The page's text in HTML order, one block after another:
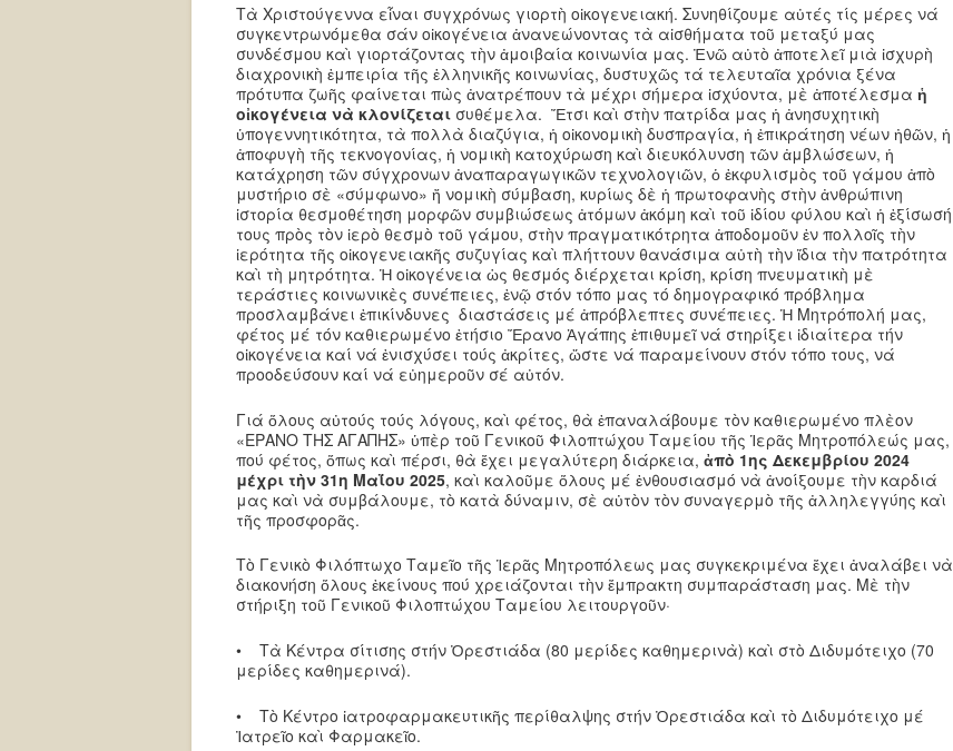
Τὰ Χριστούγεννα εἶναι συγχρόνως γιορτὴ οἰκογενειακή. Συνηθίζουμε αὐτές τίς μέρες νά
συγκεντρωνόμεθα σάν οἰκογένεια ἀνανεώνοντας τὰ αἰσθήματα τοῦ μεταξύ μας
συνδέσμου καὶ γιορτάζοντας τὴν ἀμοιβαία κοινωνία μας. Ἐνῶ αὐτὸ ἀποτελεῖ μιὰ ἰσχυρὴ
διαχρονικὴ ἐμπειρία τῆς ἑλληνικῆς κοινωνίας, δυστυχῶς τά τελευταῖα χρόνια ξένα
πρότυπα ζωῆς φαίνεται πὼς ἀνατρέπουν τὰ μέχρι σήμερα ἰσχύοντα, μὲ ἀποτέλεσμα ἡ
οἰκογένεια νὰ κλονίζεται συθέμελα. Ἔτσι καὶ στὴν πατρίδα μας ἡ ἀνησυχητικὴ
ὑπογεννητικότητα, τὰ πολλὰ διαζύγια, ἡ οἰκονομικὴ δυσπραγία, ἡ ἐπικράτηση νέων ἠθῶν, ἡ
ἀποφυγὴ τῆς τεκνογονίας, ἡ νομικὴ κατοχύρωση καὶ διευκόλυνση τῶν ἀμβλώσεων, ἡ
κατάχρηση τῶν σύγχρονων ἀναπαραγωγικῶν τεχνολογιῶν, ὁ ἐκφυλισμὸς τοῦ γάμου ἀπὸ
μυστήριο σὲ «σύμφωνο» ἤ νομικὴ σύμβαση, κυρίως δὲ ἡ πρωτοφανὴς στὴν ἀνθρώπινη
ἱστορία θεσμοθέτηση μορφῶν συμβιώσεως ἀτόμων ἀκόμη καὶ τοῦ ἰδίου φύλου καὶ ἡ ἐξίσωσή
τους πρὸς τὸν ἱερὸ θεσμὸ τοῦ γάμου, στὴν πραγματικότρητα ἀποδομοῦν ἐν πολλοῖς τὴν
ἱερότητα τῆς οἰκογενειακῆς συζυγίας καὶ πλήττουν θανάσιμα αὐτὴ τὴν ἴδια τὴν πατρότητα
καὶ τὴ μητρότητα. Ἡ οἰκογένεια ὡς θεσμός διέρχεται κρίση, κρίση πνευματικὴ μὲ
τεράστιες κοινωνικὲς συνέπειες, ἐνῷ στόν τόπο μας τό δημογραφικό πρόβλημα
προσλαμβάνει ἐπικίνδυνες διαστάσεις μέ ἀπρόβλεπτες συνέπειες. Ἡ Μητρόπολή μας,
φέτος μέ τόν καθιερωμένο ἐτήσιο Ἔρανο Ἀγάπης ἐπιθυμεῖ νά στηρίξει ἰδιαίτερα τήν
οἰκογένεια καί νά ἐνισχύσει τούς ἀκρίτες, ὥστε νά παραμείνουν στόν τόπο τους, νά
προοδεύσουν καί νά εὐημεροῦν σέ αὐτόν.
Γιά ὅλους αὐτούς τούς λόγους, καὶ φέτος, θὰ ἐπαναλάβουμε τὸν καθιερωμένο πλὲον
«ΕΡΑΝΟ ΤΗΣ ΑΓΑΠΗΣ» ὑπὲρ τοῦ Γενικοῦ Φιλοπτώχου Ταμείου τῆς Ἱερᾶς Μητροπόλεώς μας,
πού φέτος, ὅπως καὶ πέρσι, θὰ ἔχει μεγαλύτερη διάρκεια, ἀπὸ 1ης Δεκεμβρίου 2024
μέχρι τὴν 31η Μαΐου 2025, καὶ καλοῦμε ὅλους μέ ἐνθουσιασμό νὰ ἀνοίξουμε τὴν καρδιά
μας καὶ νὰ συμβάλουμε, τὸ κατὰ δύναμιν, σὲ αὐτὸν τὸν συναγερμὸ τῆς ἀλληλεγγύης καὶ
τῆς προσφορᾶς.
Τὸ Γενικὸ Φιλόπτωχο Ταμεῖο τῆς Ἱερᾶς Μητροπόλεως μας συγκεκριμένα ἔχει ἀναλάβει νὰ
διακονήση ὅλους ἐκείνους πού χρειάζονται τὴν ἔμπρακτη συμπαράσταση μας. Μὲ τὴν
στήριξη τοῦ Γενικοῦ Φιλοπτώχου Ταμείου λειτουργοῦν·
• Τὰ Κέντρα σίτισης στήν Ὀρεστιάδα (80 μερίδες καθημερινὰ) καὶ στὸ Διδυμότειχο (70
μερίδες καθημερινά).
• Τὸ Κέντρο ἰατροφαρμακευτικῆς περίθαλψης στήν Ὀρεστιάδα καὶ τὸ Διδυμότειχο μέ
Ἰατρεῖο καὶ Φαρμακεῖο.